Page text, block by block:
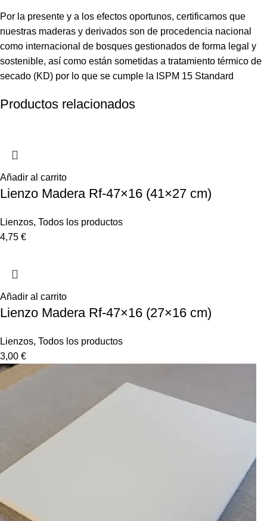
Por la presente y a los efectos oportunos, certificamos que
nuestras maderas y derivados son de procedencia nacional
como internacional de bosques gestionados de forma legal y
sostenible, así como están sometidas a tratamiento térmico de
secado (KD) por lo que se cumple la ISPM 15 Standard
Productos relacionados
Añadir al carrito
Lienzo Madera Rf-47×16 (41×27 cm)
Lienzos, Todos los productos
4,75 €
Añadir al carrito
Lienzo Madera Rf-47×16 (27×16 cm)
Lienzos, Todos los productos
3,00 €